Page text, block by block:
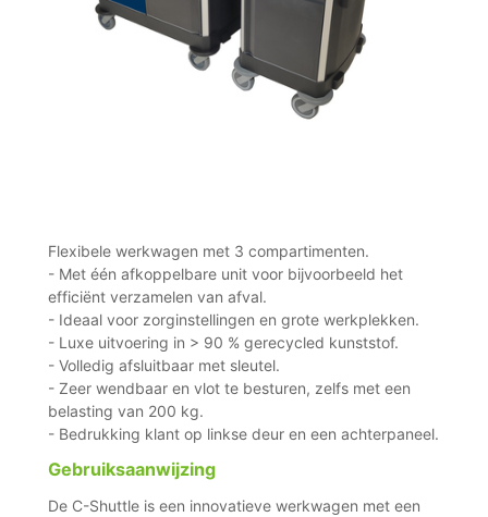
Flexibele werkwagen met 3 compartimenten.
- Met één afkoppelbare unit voor bijvoorbeeld het
efficiënt verzamelen van afval.
- Ideaal voor zorginstellingen en grote werkplekken.
- Luxe uitvoering in > 90 % gerecycled kunststof.
- Volledig afsluitbaar met sleutel.
- Zeer wendbaar en vlot te besturen, zelfs met een
belasting van 200 kg.
- Bedrukking klant op linkse deur en een achterpaneel.
Gebruiksaanwijzing
De C-Shuttle is een innovatieve werkwagen met een